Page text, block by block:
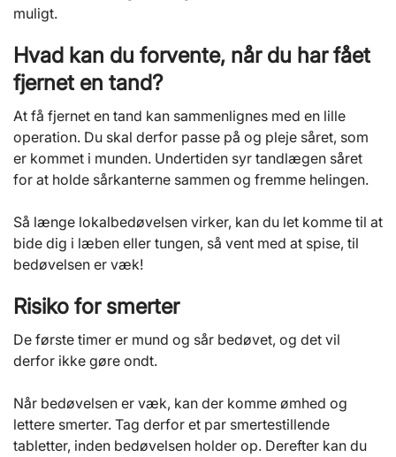
muligt.
Hvad kan du forvente, når du har fået
fjernet en tand?
At få fjernet en tand kan sammenlignes med en lille
operation. Du skal derfor passe på og pleje såret, som
er kommet i munden. Undertiden syr tandlægen såret
for at holde sårkanterne sammen og fremme helingen.
Så længe lokalbedøvelsen virker, kan du let komme til at
bide dig i læben eller tungen, så vent med at spise, til
bedøvelsen er væk!
Risiko for smerter
De første timer er mund og sår bedøvet, og det vil
derfor ikke gøre ondt.
Når bedøvelsen er væk, kan der komme ømhed og
lettere smerter. Tag derfor et par smertestillende
tabletter, inden bedøvelsen holder op. Derefter kan du